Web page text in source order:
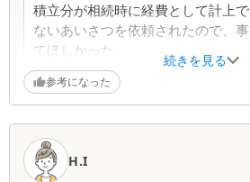
続きを見る
積立分が相続時に経費として計上
ないあいさつを依頼されたので、
てほしかった。
参考になった
H.I